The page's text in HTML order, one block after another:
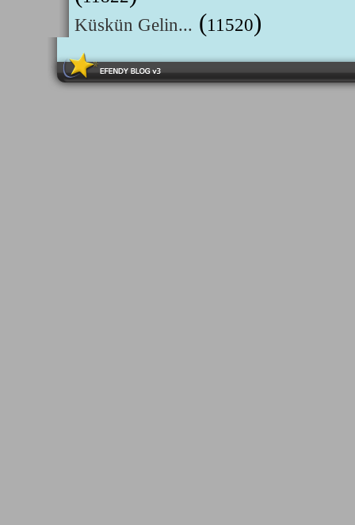
Küskün Gelin... (11520)